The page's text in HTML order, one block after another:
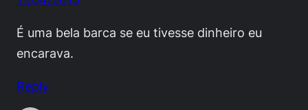
É uma bela barca se eu tivesse dinheiro eu
encarava.
Reply